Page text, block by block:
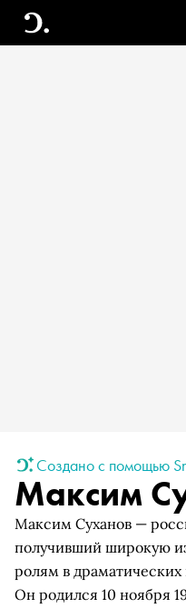
Создано с помощью
Максим
Максим Суханов —
получивший широкую
ролям в драматических
Он родился 10 ноября